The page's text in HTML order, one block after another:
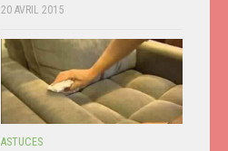
20 AVRIL 2015
ASTUCES